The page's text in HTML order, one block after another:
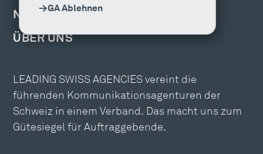
GA Ablehnen
NEWS, EVENTS & PUBLIKATIONEN
ÜBER UNS
LEADING SWISS AGENCIES vereint die
führenden Kommunikationsagenturen der
Schweiz in einem Verband. Das macht uns zum
Gütesiegel für Auftraggebende.